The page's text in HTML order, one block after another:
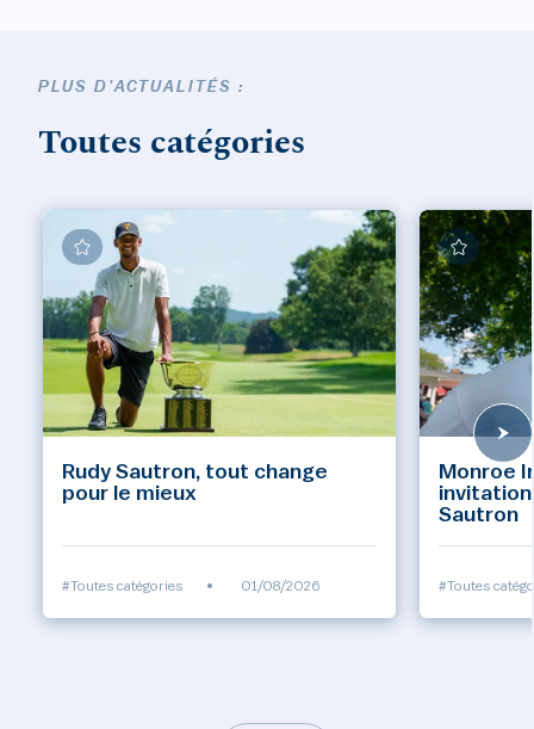
PLUS D'ACTUALITÉS :
Toutes catégories
Rudy Sautron, tout change
pour le mieux
#Toutes catégories • 01/08/2026
Monroe
invitation
Sautron
#Toutes